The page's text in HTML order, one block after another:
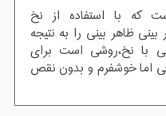
که با استفاده از نخ
ظاهر بینی را به نتیجه
با نخ،روشی است برای
اما خوشفرم و بدون نقص